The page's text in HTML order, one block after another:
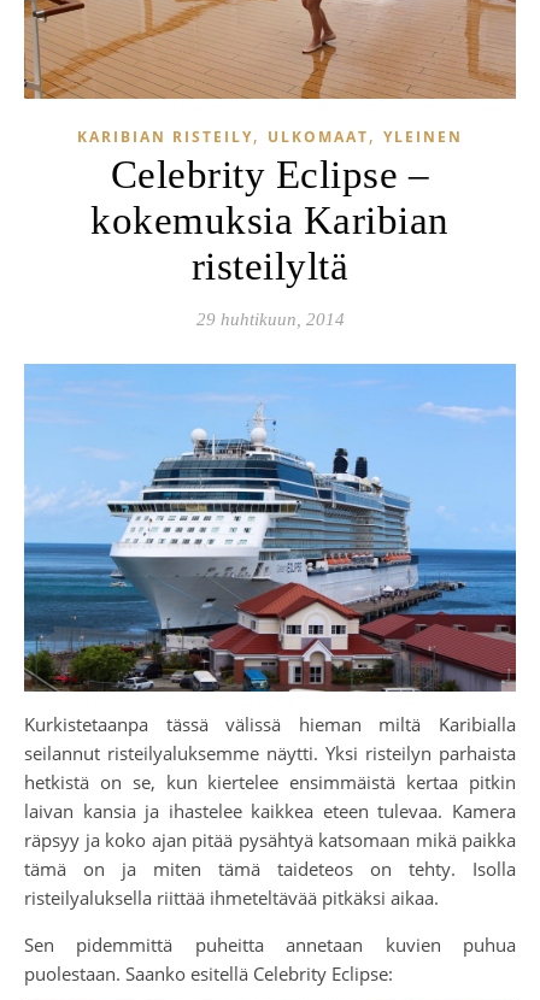
KARIBIAN RISTEILY, ULKOMAAT, YLEINEN
Celebrity Eclipse –
kokemuksia Karibian
risteilyltä
29 huhtikuun, 2014
Kurkistetaanpa tässä välissä hieman miltä Karibialla
seilannut risteilyaluksemme näytti. Yksi risteilyn parhaista
hetkistä on se, kun kiertelee ensimmäistä kertaa pitkin
laivan kansia ja ihastelee kaikkea eteen tulevaa. Kamera
räpsyy ja koko ajan pitää pysähtyä katsomaan mikä paikka
tämä on ja miten tämä taideteos on tehty. Isolla
risteilyaluksella riittää ihmeteltävää pitkäksi aikaa.
Sen pidemmittä puheitta annetaan kuvien puhua
puolestaan. Saanko esitellä Celebrity Eclipse: